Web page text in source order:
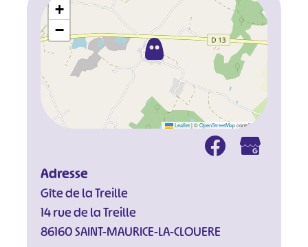
+
−
Leaflet |©OpenStreetMapcontributors
Adresse
Gîte de la Treille
14 rue de la Treille
86160 SAINT-MAURICE-LA-CLOUERE